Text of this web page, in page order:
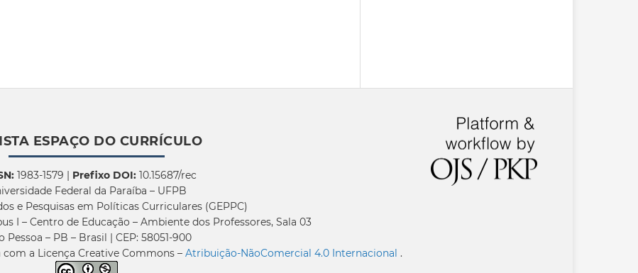
ESPAÇO DO CURRÍCULO
1983-1579 | Prefixo DOI:10.15687/rec
Federal da Paraíba – UFPB
e Pesquisas em Políticas Curriculares (GEPPC)
I – Centro de Educação – Ambiente dos Professores, Sala 03
Pessoa – PB – Brasil | CEP: 58051-900
com a Licença Creative Commons – Atribuição-NãoComercial 4.0 Internacional .